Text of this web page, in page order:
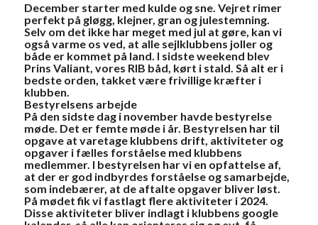
December starter med kulde og sne. Vejret rimer
perfekt på gløgg, klejner, gran og julestemning.
Selv om det ikke har meget med jul at gøre, kan vi
også varme os ved, at alle sejlklubbens joller og
både er kommet på land. I sidste weekend blev
Prins Valiant, vores RIB båd, kørt i stald. Så alt er i
bedste orden, takket være frivillige kræfter i
klubben.
Bestyrelsens arbejde
På den sidste dag i november havde bestyrelse
møde. Det er femte møde i år. Bestyrelsen har til
opgave at varetage klubbens drift, aktiviteter og
opgaver i fælles forståelse med klubbens
medlemmer. I bestyrelsen har vi en opfattelse af,
at der er god indbyrdes forståelse og samarbejde,
som indebærer, at de aftalte opgaver bliver løst.
På mødet fik vi fastlagt flere aktiviteter i 2024.
Disse aktiviteter bliver indlagt i klubbens google